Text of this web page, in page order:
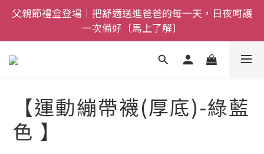
全館$800免運｜任搭８折起｜滿額再送新品-悠哉斑馬
襪〔立即了解〕
父親節禮盒登場｜把舒適送進爸爸的每一天，日夜呵護
一次備好〔馬上了解〕
全館$800免運｜任搭８折起｜滿額再送新品-悠哉斑馬
襪〔立即了解〕
【運動繃帶襪(厚底)-綠藍
色 】